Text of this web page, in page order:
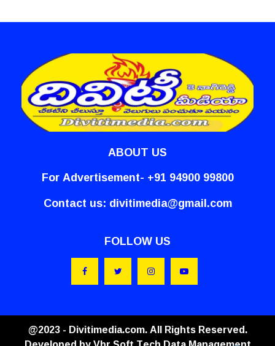
ABOUT US
For Advertisement- +91 94900 99800
Contact us: divitimedia@gmail.com
FOLLOW US
@2023 - Divitimedia.com. All Rights Reserved.